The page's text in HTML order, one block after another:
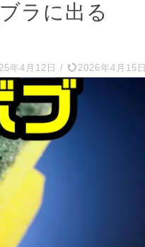
ラに出る
年4月12日 / 2026年4月15日